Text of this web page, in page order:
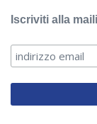
Iscriviti alla